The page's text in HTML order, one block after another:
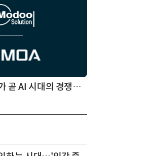
체계화 된 데이터가 곧 AI 시대의 경쟁력이다